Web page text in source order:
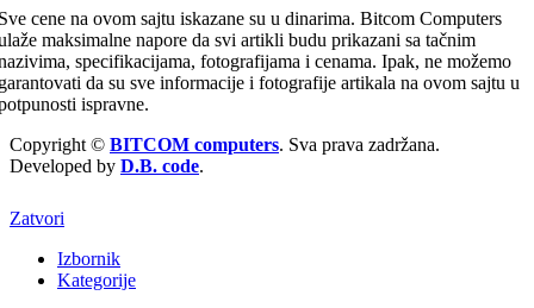
cene na ovom sajtu iskazane su u dinarima. Bitcom Computers
maksimalne napore da svi artikli budu prikazani sa tačnim
specifikacijama, fotografijama i cenama. Ipak, ne možemo
da su sve informacije i fotografije artikala na ovom sajtu u
ispravne.
Copyright © BITCOM computers. Sva prava zadržana.
Developed by D.B. code.
Zatvori
Izbornik
Kategorije